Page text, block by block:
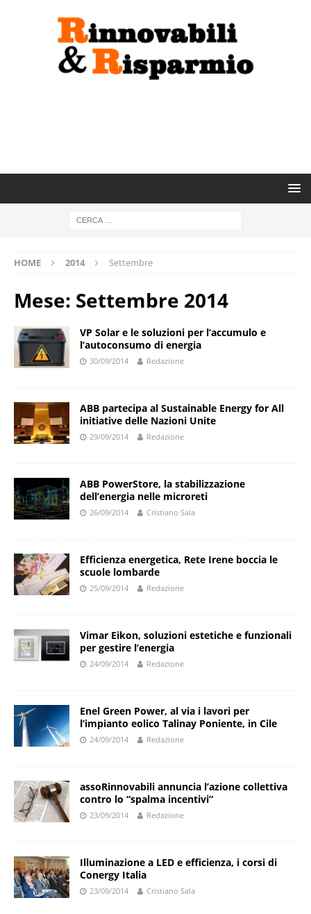
HOME 2014 Settembre
Mese: Settembre 2014
VP Solar e le soluzioni per l’accumulo e
l’autoconsumo di energia
30/09/2014 Redazione
ABB partecipa al Sustainable Energy for All
initiative delle Nazioni Unite
29/09/2014 Redazione
ABB PowerStore, la stabilizzazione
dell’energia nelle microreti
26/09/2014 Cristiano Sala
Efficienza energetica, Rete Irene boccia le
scuole lombarde
25/09/2014 Redazione
Vimar Eikon, soluzioni estetiche e funzionali
per gestire l’energia
24/09/2014 Redazione
Enel Green Power, al via i lavori per
l’impianto eolico Talinay Poniente, in Cile
24/09/2014 Redazione
assoRinnovabili annuncia l’azione collettiva
contro lo “spalma incentivi”
23/09/2014 Redazione
Illuminazione a LED e efficienza, i corsi di
Conergy Italia
23/09/2014 Cristiano Sala